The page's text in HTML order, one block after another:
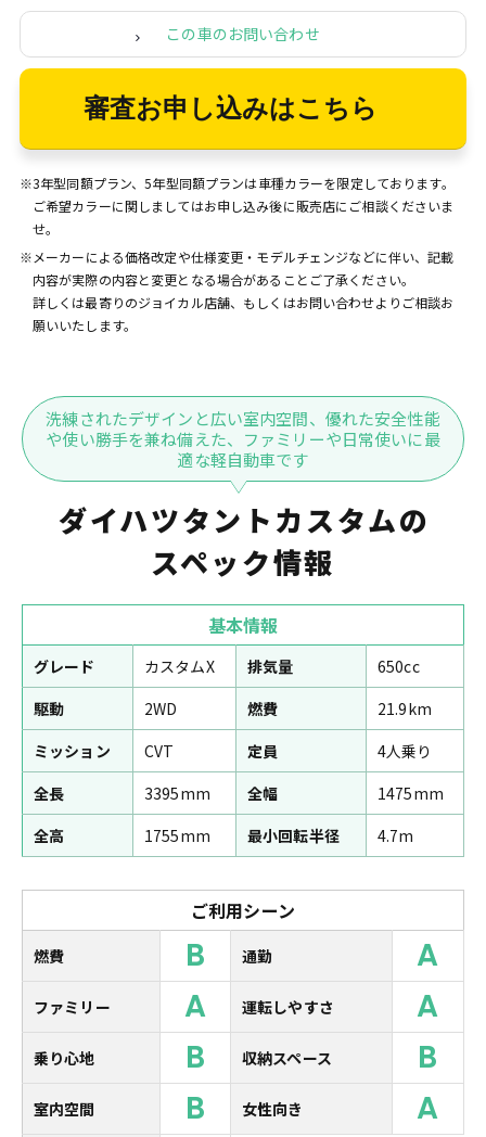
この車のお問い合わせ
審査お申し込みはこちら
※3年型同額プラン、5年型同額プランは車種カラーを限定しております。
ご希望カラーに関しましてはお申し込み後に販売店にご相談くださいま
せ。
※メーカーによる価格改定や仕様変更・モデルチェンジなどに伴い、記載
内容が実際の内容と変更となる場合があることご了承ください。
詳しくは最寄りのジョイカル店舗、もしくはお問い合わせよりご相談お
願いいたします。
洗練されたデザインと広い室内空間、優れた安全性能
や使い勝手を兼ね備えた、ファミリーや日常使いに最
適な軽自動車です
ダイハツタントカスタムの
スペック情報
基本情報
グレード カスタムX 排気量
650cc
駆動
2WD 燃費
21.9km
ミッション
CVT 定員
4人乗り
全長
3395mm 全幅
1475mm
全高
1755mm 最小回転半径 4.7m
ご利用シーン
燃費 B 通勤 A
ファミリー A 運転しやすさ A
乗り心地 B 収納スペース B
室内空間 B 女性向き A